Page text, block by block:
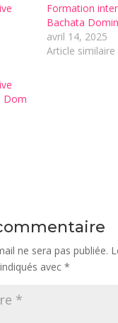
Formation
Bachata
avril 14, 2025
Article similaire
Dom
ne sera pas publiée.
avec *